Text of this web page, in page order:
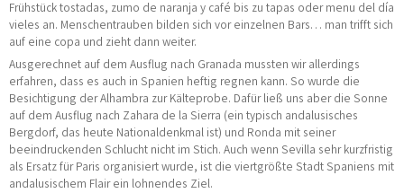
Frühstück tostadas, zumo de naranja y café bis zu tapas oder menu del día
vieles an. Menschentrauben bilden sich vor einzelnen Bars… man trifft sich
auf eine copa und zieht dann weiter.
Ausgerechnet auf dem Ausflug nach Granada mussten wir allerdings
erfahren, dass es auch in Spanien heftig regnen kann. So wurde die
Besichtigung der Alhambra zur Kälteprobe. Dafür ließ uns aber die Sonne
auf dem Ausflug nach Zahara de la Sierra (ein typisch andalusisches
Bergdorf, das heute Nationaldenkmal ist) und Ronda mit seiner
beeindruckenden Schlucht nicht im Stich. Auch wenn Sevilla sehr kurzfristig
als Ersatz für Paris organisiert wurde, ist die viertgrößte Stadt Spaniens mit
andalusischem Flair ein lohnendes Ziel.